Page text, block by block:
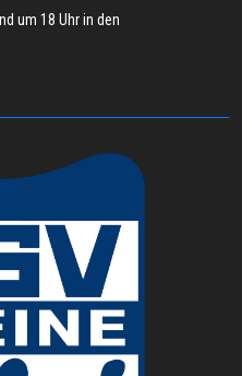
um 18 Uhr in den